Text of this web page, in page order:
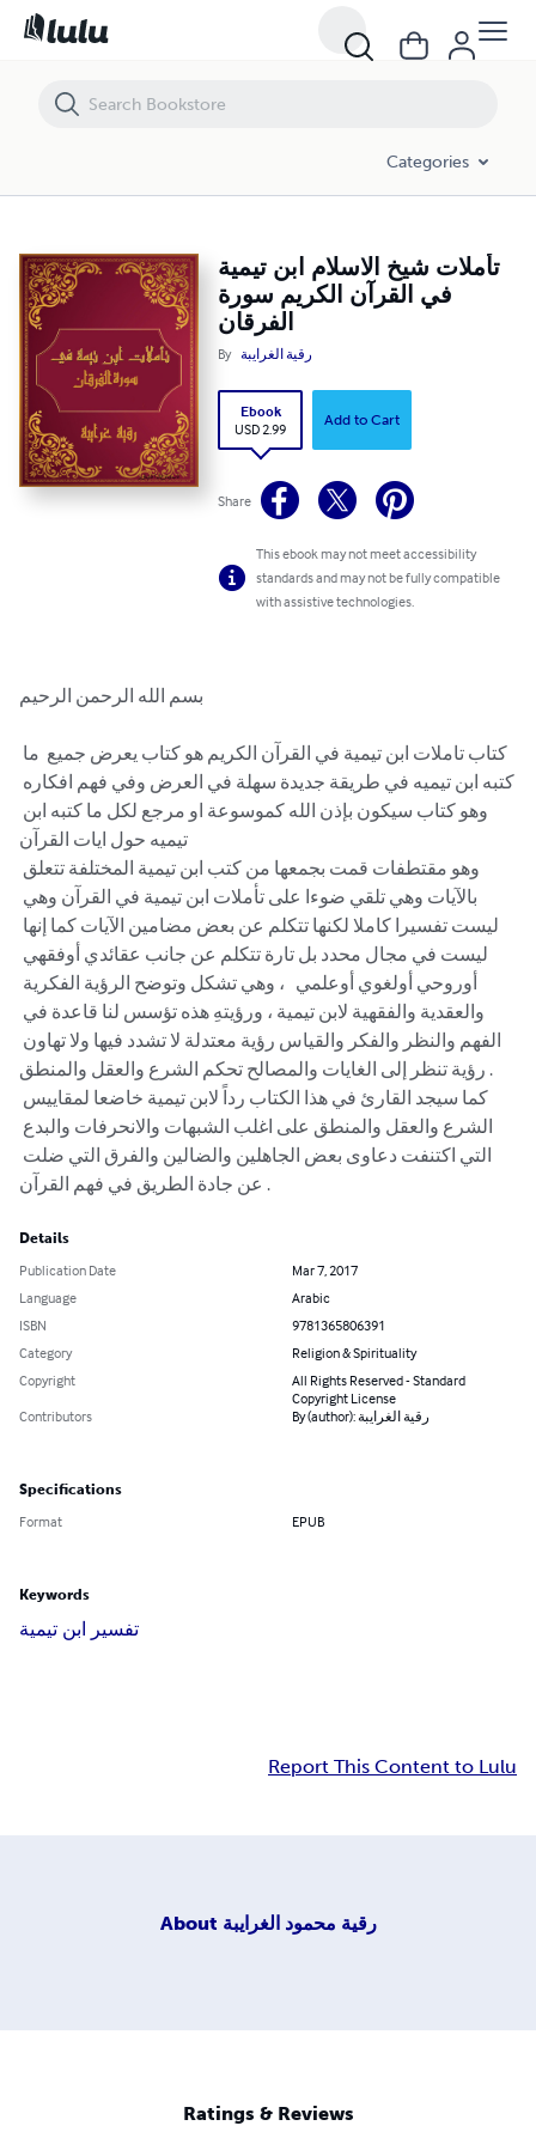
Categories
تأملات شيخ الاسلام ابن تيمية
في القرآن الكريم سورة
الفرقان
By رقية الغرايبة
Ebook
USD 2.99
Add to Cart
Share
This ebook may not meet accessibility
standards and may not be fully compatible
with assistive technologies.
بسم الله الرحمن الرحيم
كتاب تاملات ابن تيمية في القرآن الكريم هو كتاب يعرض جميع  ما
كتبه ابن تيميه في طريقة جديدة سهلة في العرض وفي فهم افكاره
وهو كتاب سيكون بإذن الله كموسوعة او مرجع لكل ما كتبه ابن
تيميه حول ايات القرآن
وهو مقتطفات قمت بجمعها من كتب ابن تيمية المختلفة تتعلق
بالآيات وهي تلقي ضوءا على تأملات ابن تيمية في القرآن وهي
ليست تفسيرا كاملا لكنها تتكلم عن بعض مضامين الآيات كما إنها
ليست في مجال محدد بل تارة تتكلم عن جانب عقائدي أوفقهي
أوروحي أولغوي أوعلمي   ، وهي تشكل وتوضح الرؤية الفكرية
والعقدية والفقهية لابن تيمية ، ورؤيتهِ هذه تؤسس لنا قاعدة في
الفهم والنظر والفكر والقياس رؤية معتدلة لا تشدد فيها ولا تهاون
رؤية تنظر إلى الغايات والمصالح تحكم الشرع والعقل والمنطق .
كما سيجد القارئ في هذا الكتاب رداً لابن تيمية خاضعا لمقاييس
الشرع والعقل والمنطق على اغلب الشبهات والانحرفات والبدع
التي اكتنفت دعاوى بعض الجاهلين والضالين والفرق التي ضلت
عن جادة الطريق في فهم القرآن .
Details
Publication Date
Mar 7, 2017
Language
Arabic
ISBN
9781365806391
Category
Religion & Spirituality
Copyright
All Rights Reserved - Standard
Copyright License
Contributors
By (author): رقية الغرايبة
Specifications
Format EPUB
Keywords
تفسير ابن تيمية
Report This Content to Lulu
About رقية محمود الغرايبة
Ratings & Reviews
تأملات شيخ الاسلام ابن تيمية في القرآن الكريم سورة الفرقان